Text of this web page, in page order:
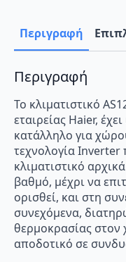
WiFi
ποσότητα
Περιγραφή
Περιγραφή
Το κλιματιστικό
εταιρείας Haier,
κατάλληλο για
τεχνολογία Inverter
κλιματιστικό
βαθμό, μέχρι να
ορισθεί, και στη
συνεχόμενα,
θερμοκρασίας στον
αποδοτικό σε